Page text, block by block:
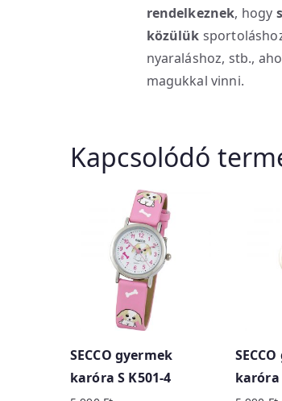
rendelkeznek, hogy
közülük
nyaraláshoz, stb.,
magukkal vinni.
Kapcsolódó
SECCO gyermek
karóra S K501-4
karóra